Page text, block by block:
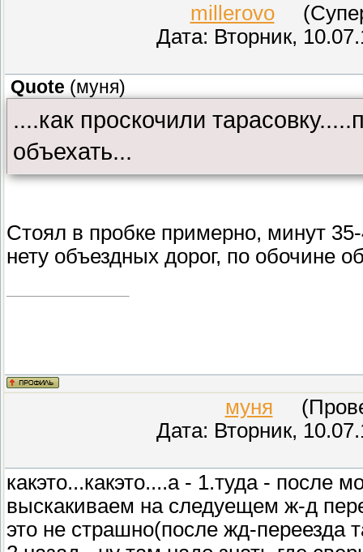
millerovo
Дата: Вторник,
Quote (муня)
....как проскочили
объехать...
Стоял в пробке примерно, минут
нету объездных дорог, по обочине
муня
Дата: Вторник,
какэто...какэто....а - 1.туда - после
выскакиваем на следуещем ж-д
это не страшно(после жд-переезда